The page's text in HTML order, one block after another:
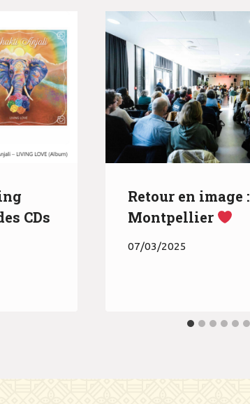
CDs
Retour en image :
Montpellier
07/03/2025